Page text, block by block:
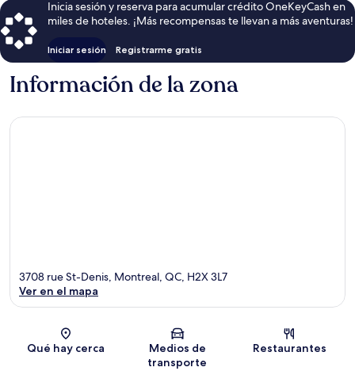
Inicia sesión y reserva para acumular crédito OneKeyCash en
miles de hoteles. ¡Más recompensas te llevan a más aventuras!
Iniciar sesión Registrarme gratis
Información de la zona
Sección del mapa
3708 rue St-Denis, Montreal, QC, H2X 3L7
Ver en el mapa
Qué hay cerca
Medios de
transporte
Restaurantes